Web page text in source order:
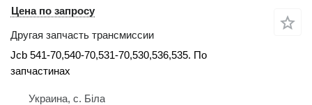
Цена по запросу
Другая запчасть трансмиссии
Jcb 541-70,540-70,531-70,530,536,535. По
запчастинах
Украина, с. Біла